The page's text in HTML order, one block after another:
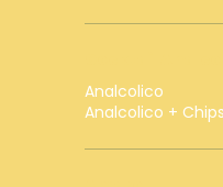
Analcolico
Analcolico + Chips